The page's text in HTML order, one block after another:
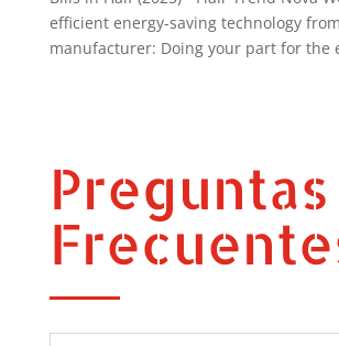
efficient energy-saving technology
manufacturer: Doing your part for the
Preguntas